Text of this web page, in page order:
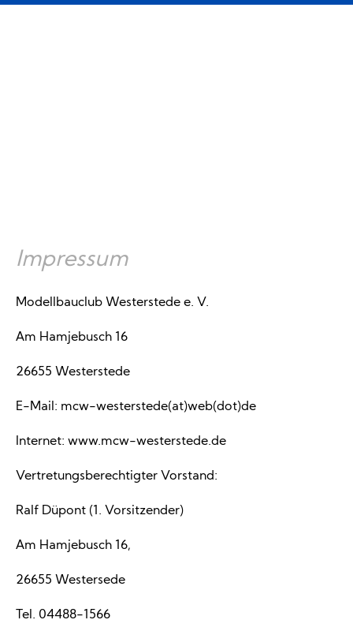
Impressum
Modellbauclub Westerstede e. V.
Am Hamjebusch 16
26655 Westerstede
E-Mail: mcw-westerstede(at)web(dot)de
Internet: www.mcw-westerstede.de
Vertretungsberechtigter Vorstand:
Ralf Düpont (1. Vorsitzender)
Am Hamjebusch 16,
26655 Westersede
Tel. 04488-1566